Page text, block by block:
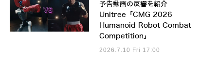
予告動画の反響を紹介
Unitree「CMG 2026
Humanoid Robot Combat
Competition」
2026.7.10 Fri 17:00